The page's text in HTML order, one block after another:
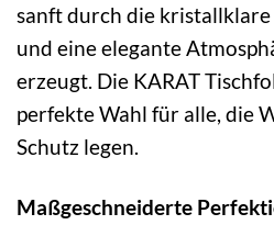
sanft durch die
und eine elegante
erzeugt. Die KARAT
perfekte Wahl für alle, die
Schutz legen.
Maßgeschneiderte